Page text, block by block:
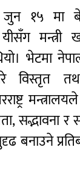
जुन १५ मा
मन्त्री
भेटमा
विस्तृत
सद्भावना र
बनाउने